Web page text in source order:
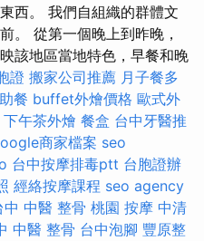
西。 我們自組織的群體文
。 從第一個晚上到昨晚，
該地區當地特色，早餐和晚
證 搬家公司推薦 月子餐多
餐 buffet外燴價格 歐式外
下午茶外燴 餐盒 台中牙醫推
商家檔案 seo
台中按摩排毒ptt 台胞證辦
經絡按摩課程 seo agency
中 中醫 整骨 桃園 按摩 中清
中醫 整骨 台中泡腳 豐原整